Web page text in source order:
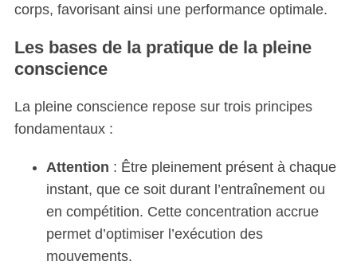
corps, favorisant ainsi une performance optimale.
Les bases de la pratique de la pleine
conscience
La pleine conscience repose sur trois principes
fondamentaux :
Attention : Être pleinement présent à chaque
instant, que ce soit durant l’entraînement ou
en compétition. Cette concentration accrue
permet d’optimiser l’exécution des
mouvements.